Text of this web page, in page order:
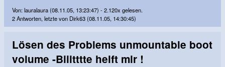
Von: lauralaura (08.11.05, 13:23:47) - 2.120x gelesen.
2 Antworten, letzte von Dirk63 (08.11.05, 14:30:45)
Lösen des Problems unmountable boot
volume -Biiitttte helft mir !